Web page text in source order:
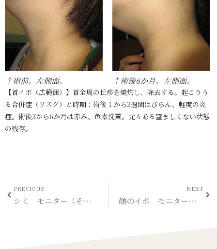
↑術前。左側面。 ↑術後6か月。左側面。
【首イボ（広範囲）】首全周の丘疹を焼灼し、除去する。起こりう
る合併症（リスク）と時期：術後１から2週間はびらん、軽度の炎
症。術後3から6か月は赤み、色素沈着。元々ある望ましくない状態
の残存。
PREVIOUS
シミ モニター（その16）
NEXT
顔のイボ モニター（その1）